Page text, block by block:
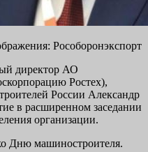
Рособоронэкспорт
директор АО
Ростех),
России Александр
в расширенном заседании
организации.
Дню машиностроителя.